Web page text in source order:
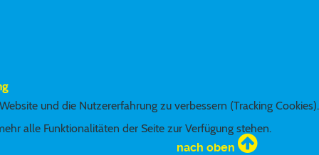
nach oben
und die Nutzererfahrung zu verbessern (Tracking Cookies).
alle Funktionalitäten der Seite zur Verfügung stehen.